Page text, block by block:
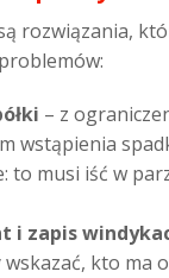
rozwiązania,
– z
wstąpienia
to musi iść w
i zapis
kto ma